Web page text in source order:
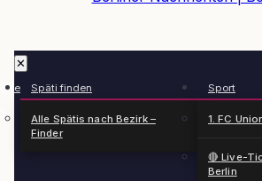
✕
Späti finden
Alle Spätis nach Bezirk –
Finder
Sport
1. FC
🔴 Live-
Berlin